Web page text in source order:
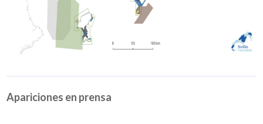
Apariciones en prensa